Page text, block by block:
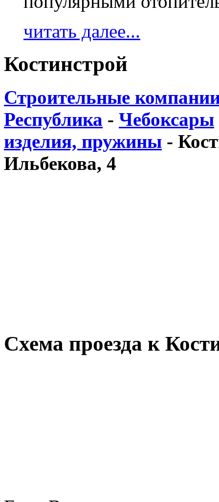
читать далее...
Костинстрой
Строительные
Республика - Чебоксары
изделия, пружины -
Ильбекова, 4
Схема проезда к